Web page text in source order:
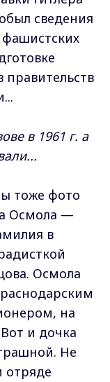
сведения
правительств
в 1961 г. а
тоже фото
Осмола —
в
Осмола
на
и дочка
Не
отряде